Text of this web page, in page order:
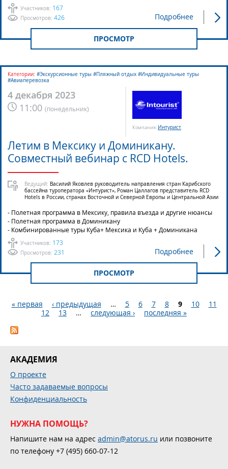
Участников: 167
Просмотров: 426 Подробнее
ПРОСМОТР
4 декабря 2023
11:00 (понедельник)
Компания: Интурист
Участников: 173
Просмотров: 231
Категории: #Экскурсионные туры #Пляжный отдых #Индивидуальные туры
#Авиаперевозка
Летим в Мексику и Доминикану.
Совместный вебинар с RCD Hotels.
Ведущий: Василий Яковлев руководитель направления стран Карибского
бассейна туроператора «Интурист», Роман Цаллагов представитель RCD
Hotels в России, странах Восточной и Северной Европы и Центральной Азии
- Полетная программа в Мексику, правила въезда и другие нюансы
- Полетная программа в Доминикану
- Комбинированные туры Куба+ Мексика и Куба + Доминикана
Подробнее
ПРОСМОТР
Страницы
« первая ‹ предыдущая … 5 6 7 8 9 10
11
12
13 … следующая › последняя »
АКАДЕМИЯ
О проекте
Часто задаваемые вопросы
Конфиденциальность
НУЖНА ПОМОЩЬ?
Напишите нам на адрес admin@atorus.ru или позвоните
по телефону +7 (495) 660-07-12